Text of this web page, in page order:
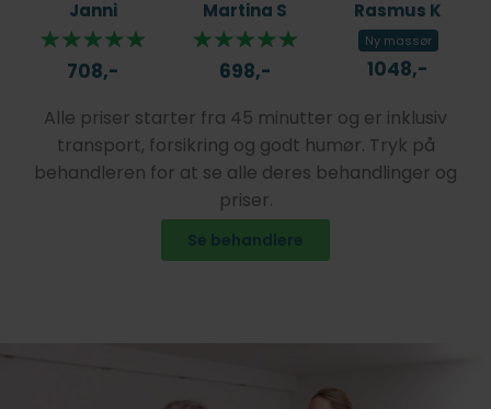
Janni
708,-
Martina S
698,-
Rasmus K
Ny massør
1048,-
Alle priser starter fra 45 minutter og er inklusiv
transport, forsikring og godt humør. Tryk på
behandleren for at se alle deres behandlinger og
priser.
Se behandlere